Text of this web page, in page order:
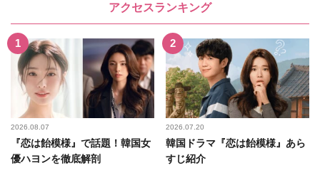
アクセスランキング
2026.08.07
『恋は飴模様』で話題！韓国女
優ハヨンを徹底解剖
2026.07.20
韓国ドラマ『恋は飴模様』あら
すじ紹介